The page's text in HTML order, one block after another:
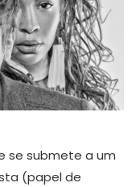
se submete a um
(papel de